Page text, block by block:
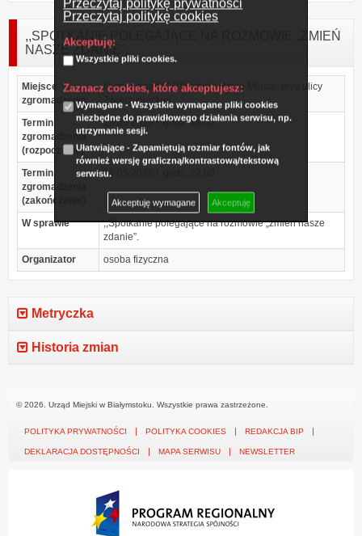
Przeczytaj politykę prywatności
Przeczytaj politykę cookies
Akceptuję:
Wszystkie pliki cookies.
Zaznacz cookies, które akceptujesz:
Wymagane - Wszystkie wymagane pliki cookies
niezbędne do prawidłowego działania serwisu, np.
utrzymanie sesji.
Ułatwiające - Zapamiętują rozmiar fontów, jak
również wersję graficzną/kontrastową/tekstową
serwisu.
Akceptuję wymagane Akceptuję
,,SPOTKANIE POLEGAJĄCE NA ROZMOWIE „ZMIEŃ
NASZE ZDANIE”.
Miejsce
zgromadzenia
Numer działki 1/10, obręb Nowe Miasto, przy ulicy
Zwierzynieckiej.
Termin
zgromadzenia
(rozpoczęcie)
16.05.2026 r. godz. 18.00.
Termin
zgromadzenia
(zakończenie)
16.05.2026 r. godz. 22.00.
W sprawie
,,Spotkanie polegające na rozmowie „zmień nasze
zdanie”.
Organizator
osoba fizyczna
Metryczka
Historia zmian
© 2026. Urząd Miejski w Białymstoku. Wszystkie prawa zastrzeżone.
POLITYKA PRYWATNOŚCI POLITYKA COOKIES REDAKCJA BIP
DEKLARACJA DOSTĘPNOŚCI MAPA SERWISU NEWSLETTER